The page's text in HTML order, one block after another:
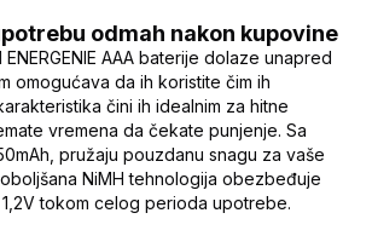
odmah nakon kupovine
ENERGENIE AAA baterije dolaze unapred
omogućava da ih koristite čim ih
čini ih idealnim za hitne
vremena da čekate punjenje. Sa
pružaju pouzdanu snagu za vaše
NiMH tehnologija obezbeđuje
tokom celog perioda upotrebe.